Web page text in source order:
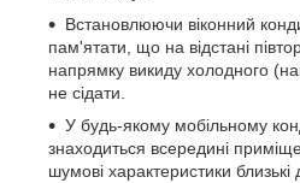
Встановлюючи віконний
пам'ятати, що на відстані
напрямку викиду холодного
не сідати.
У будь-якому мобільному
знаходиться всередині
шумові характеристики близькі